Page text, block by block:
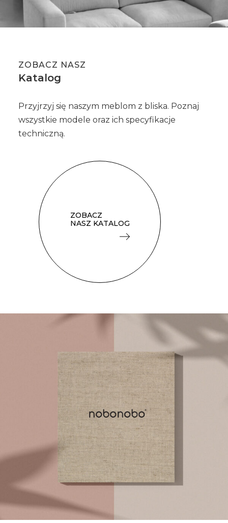
ZOBACZ NASZ
Katalog
Przyjrzyj się naszym meblom z bliska. Poznaj
wszystkie modele oraz ich specyfikacje
techniczną.
ZOBACZ
NASZ KATALOG